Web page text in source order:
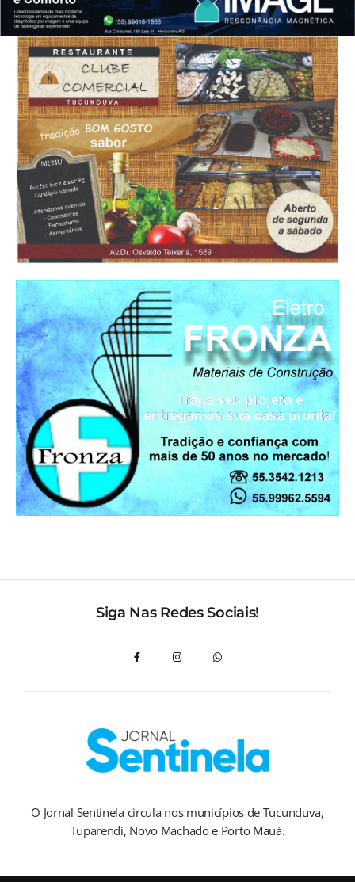
Siga Nas Redes Sociais!
O Jornal Sentinela circula nos municípios de Tucunduva,
Tuparendi, Novo Machado e Porto Mauá.